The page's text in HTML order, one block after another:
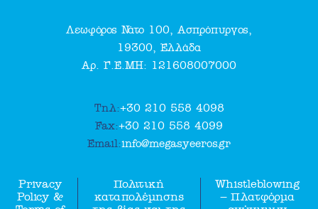
Λεωφόρος Νάτο 100, Ασπρόπυργος,
19300, Ελλάδα
Αρ. Γ.Ε.ΜΗ: 121608007000
Τηλ:+30 210 558 4098
Fax:+30 210 558 4099
Email:info@megasyeeros.gr
Privacy
Policy &
Πολιτική
καταπολέμησης
Whistleblowing
– Πλατφόρμα